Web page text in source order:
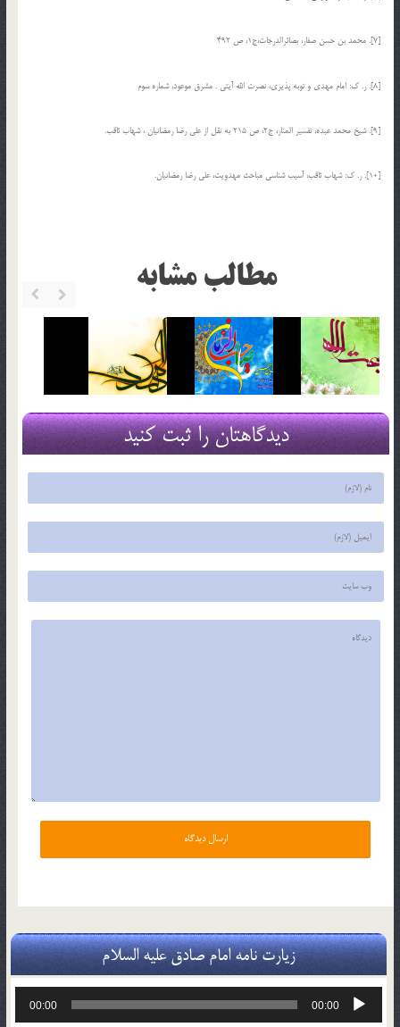
[7]. محمد بن حسن صفار، بصائرالدرجات،ج1، ص 492
[8]. ر. ک: امام مهدی و توبه پذیری، نصرت الله آیتی . مشرق موعود، شماره سوم
[9]. شیخ محمد عبده، تفسیر المنار، ج2، ص 215 به نقل از علی رضا رمضانیان ، شهاب ثاقب.
[10]. ر. ک: شهاب ثاقب، آسیب شناسی مباحث مهدویت، علی رضا رمضانیان.
مطالب مشابه
دیدگاهتان را ثبت کنید
زیارت نامه امام صادق علیه السلام
پخش‌کننده
00:00
00:00